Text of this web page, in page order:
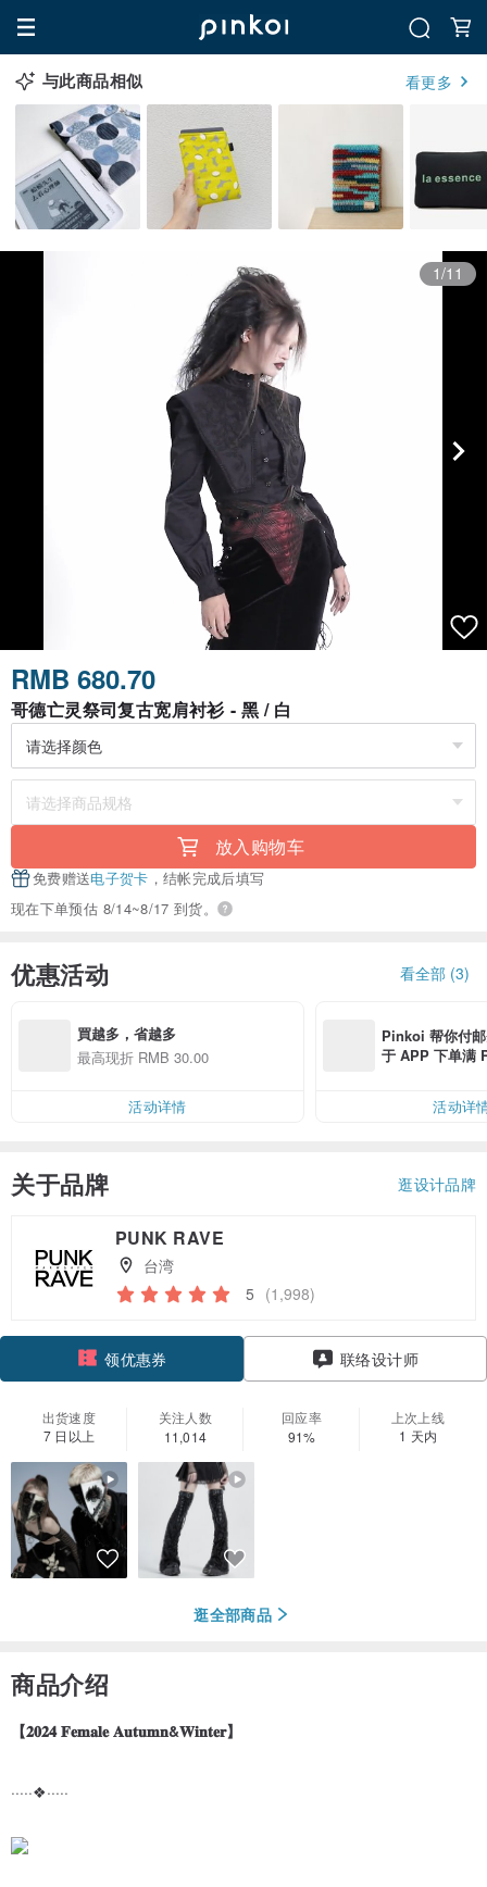
与此商品相似 看更多
1/11
RMB 680.70
哥德亡灵祭司复古宽肩衬衫 - 黑 / 白
放入购物车
免费赠送电子贺卡 ，结帐完成后填写
现在下单预估 8/14~8/17 到货。
优惠活动 看全部 (3)
買越多，省越多
最高现折 RMB 30.00
活动详情
Pinkoi 帮你付
于 APP 下单满
活动详
关于品牌 逛设计品牌
PUNK RAVE
台湾
5 (1,998)
领优惠券 联络设计师
出货速度
7 日以上
关注人数
11,014
回应率
91%
上次上线
1 天内
逛全部商品
商品介绍
【𝟐𝟎𝟐𝟒 𝐅𝐞𝐦𝐚𝐥𝐞 𝐀𝐮𝐭𝐮𝐦𝐧&𝐖𝐢𝐧𝐭𝐞𝐫】
·····❖·····